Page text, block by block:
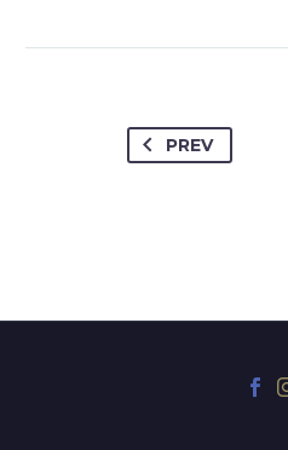
PREV